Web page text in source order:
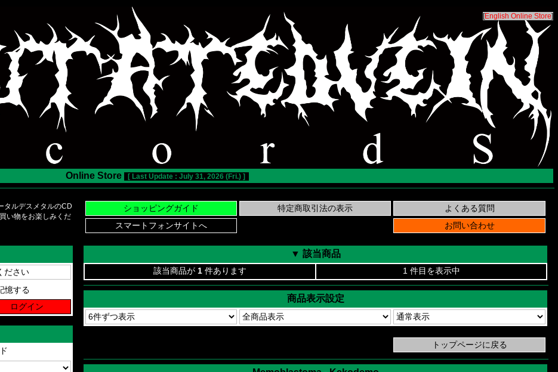
[English Online Store]
Online Store [ Last Update : July 31, 2026 (Fri.) ]
タルデスメタルのCD
い物をお楽しみくだ
憶する
▼ 該当商品
該当商品が 1 件あります 1 件目を表示中
商品表示設定